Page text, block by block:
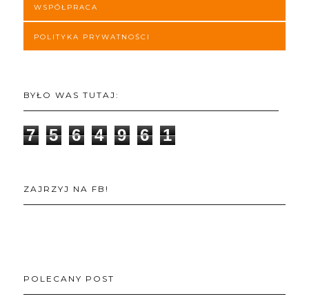
WSPÓŁPRACA
POLITYKA PRYWATNOŚCI
BYŁO WAS TUTAJ:
7 5 6 4 9 6 1
ZAJRZYJ NA FB!
POLECANY POST